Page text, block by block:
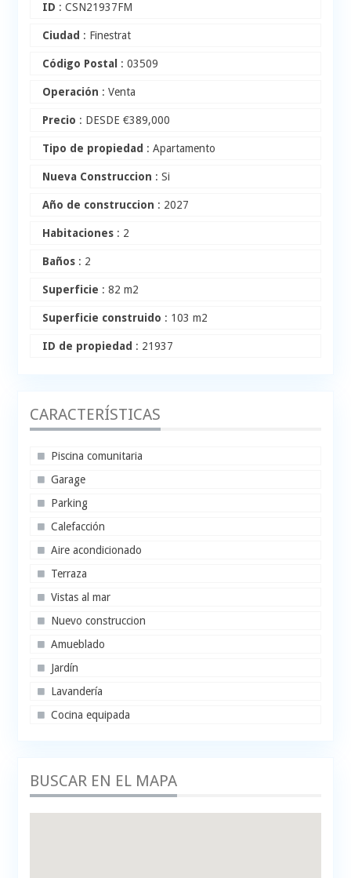
ID : CSN21937FM
Ciudad : Finestrat
Código Postal : 03509
Operación : Venta
Precio : DESDE€389,000
Tipo de propiedad : Apartamento
Nueva Construccion : Si
Año de construccion : 2027
Habitaciones : 2
Baños : 2
Superficie : 82 m2
Superficie construido : 103 m2
ID de propiedad : 21937
CARACTERÍSTICAS
Piscina comunitaria
Garage
Parking
Calefacción
Aire acondicionado
Terraza
Vistas al mar
Nuevo construccion
Amueblado
Jardín
Lavandería
Cocina equipada
BUSCAR EN EL MAPA